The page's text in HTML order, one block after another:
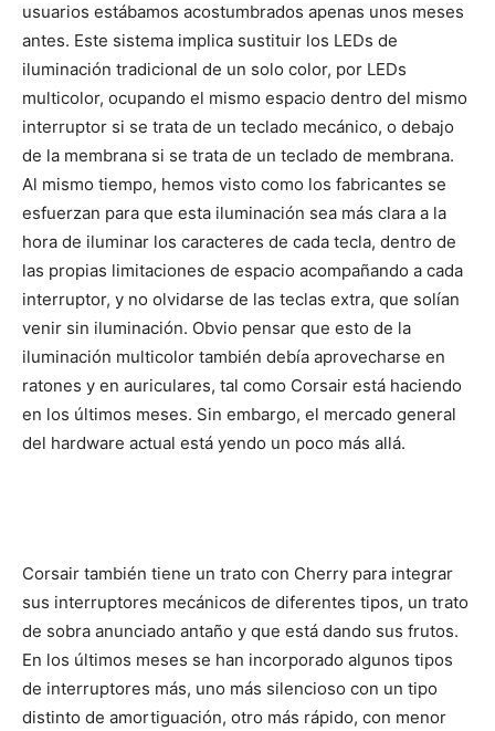
usuarios estábamos acostumbrados apenas unos meses
antes. Este sistema implica sustituir los LEDs de
iluminación tradicional de un solo color, por LEDs
multicolor, ocupando el mismo espacio dentro del mismo
interruptor si se trata de un teclado mecánico, o debajo
de la membrana si se trata de un teclado de membrana.
Al mismo tiempo, hemos visto como los fabricantes se
esfuerzan para que esta iluminación sea más clara a la
hora de iluminar los caracteres de cada tecla, dentro de
las propias limitaciones de espacio acompañando a cada
interruptor, y no olvidarse de las teclas extra, que solían
venir sin iluminación. Obvio pensar que esto de la
iluminación multicolor también debía aprovecharse en
ratones y en auriculares, tal como Corsair está haciendo
en los últimos meses. Sin embargo, el mercado general
del hardware actual está yendo un poco más allá.
Corsair también tiene un trato con Cherry para integrar
sus interruptores mecánicos de diferentes tipos, un trato
de sobra anunciado antaño y que está dando sus frutos.
En los últimos meses se han incorporado algunos tipos
de interruptores más, uno más silencioso con un tipo
distinto de amortiguación, otro más rápido, con menor